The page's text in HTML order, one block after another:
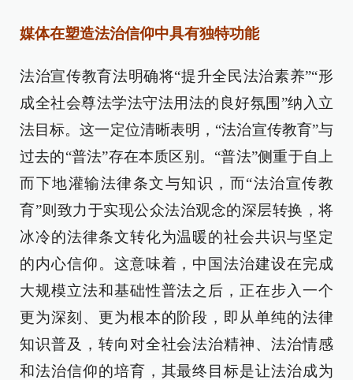
媒体在塑造法治信仰中具有独特功能
法治宣传教育法明确将“提升全民法治素养”“形
成全社会尊法学法守法用法的良好氛围”纳入立
法目标。这一定位清晰表明，“法治宣传教育”与
过去的“普法”存在本质区别。“普法”侧重于自上
而下地灌输法律条文与知识，而“法治宣传教
育”则致力于实现公众法治观念的深层转换，将
冰冷的法律条文转化为温暖的社会共识与坚定
的内心信仰。这意味着，中国法治建设在完成
大规模立法和基础性普法之后，正在步入一个
更为深刻、更为根本的阶段，即从单纯的法律
知识普及，转向对全社会法治精神、法治情感
和法治信仰的培育，其最终目标是让法治成为